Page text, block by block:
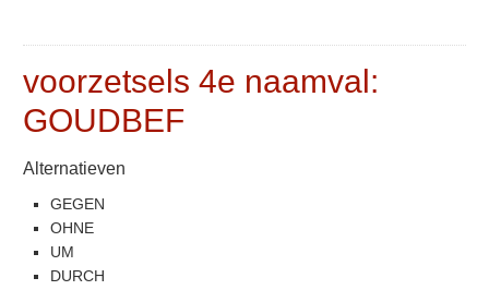
voorzetsels 4e naamval:
GOUDBEF
Alternatieven
GEGEN
OHNE
UM
DURCH